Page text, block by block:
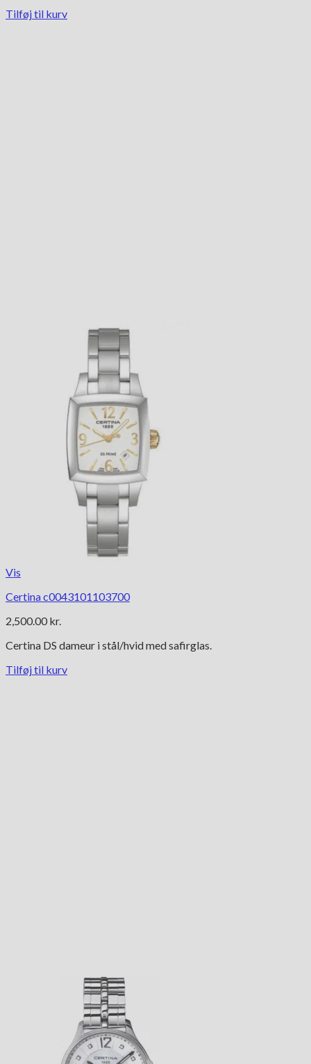
Tilføj til kurv
Vis
Certina c0043101103700
2,500.00 kr.
Certina DS dameur i stål/hvid med safirglas.
Tilføj til kurv